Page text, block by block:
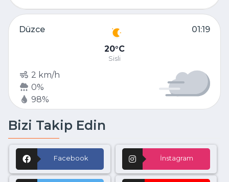
Düzce
01:19
20 C
Sisli
2 km/h
0%
98%
Bizi Takip Edin
Facebook İnstagram